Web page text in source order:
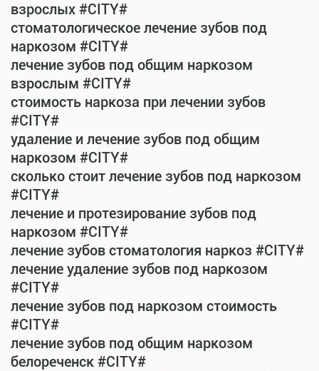
взрослых #CITY#
стоматологическое лечение зубов под
наркозом #CITY#
лечение зубов под общим наркозом
взрослым #CITY#
стоимость наркоза при лечении зубов
#CITY#
удаление и лечение зубов под общим
наркозом #CITY#
сколько стоит лечение зубов под наркозом
#CITY#
лечение и протезирование зубов под
наркозом #CITY#
лечение зубов стоматология наркоз #CITY#
лечение удаление зубов под наркозом
#CITY#
лечение зубов под наркозом стоимость
#CITY#
лечение зубов под общим наркозом
белореченск #CITY#